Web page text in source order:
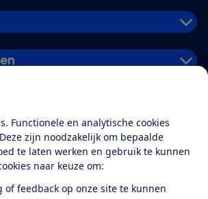
Functionele en analytische cookies
zijn noodzakelijk om bepaalde
te laten werken en gebruik te kunnen
naar keuze om:
of feedback op onze site te kunnen
Alles over de
app